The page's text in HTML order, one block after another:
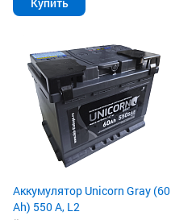
Аккумулятор Unicorn Gray (60
Ah) 550 А, L2